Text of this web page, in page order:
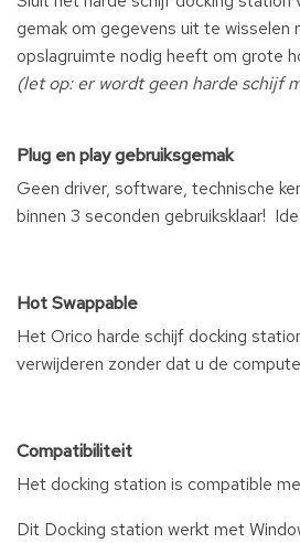
gemak om gegevens uit te
opslagruimte nodig heeft om grote
(let op: er wordt geen harde schijf
Plug en play gebruiksgemak
Geen driver, software, technische
binnen 3 seconden gebruiksklaar!
Hot Swappable
Het Orico harde schijf docking
verwijderen zonder dat u de
Compatibiliteit
Het docking station is compatible
Dit Docking station werkt met